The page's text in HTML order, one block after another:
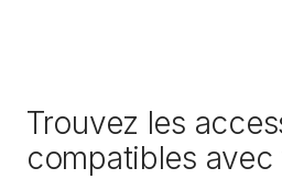
Trouvez les
compatibles